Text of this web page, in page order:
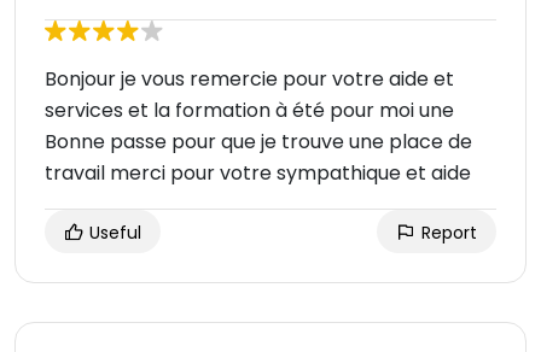
Bonjour je vous remercie pour votre aide et
services et la formation à été pour moi une
Bonne passe pour que je trouve une place de
travail merci pour votre sympathique et aide
Useful Report